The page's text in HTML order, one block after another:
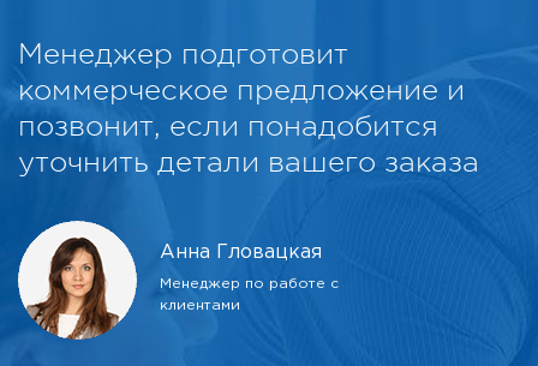
Менеджер подготовит
коммерческое предложение и
позвонит, если понадобится
уточнить детали вашего заказа
Анна Гловацкая
Менеджер по работе с
клиентами